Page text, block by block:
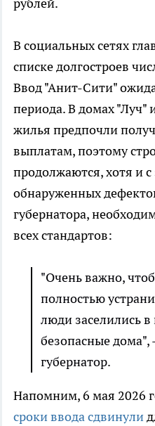
рублей.
В социальных сетях
списке долгостроев
Ввод "Анит-Сити"
периода. В домах "Луч"
жилья предпочли
выплатам, поэтому
продолжаются, хотя и
обнаруженных
губернатора,
всех стандартов:
"Очень важно,
полностью
люди заселились
безопасные дома",
губернатор.
Напомним, 6 мая 2026
сроки ввода сдвинули